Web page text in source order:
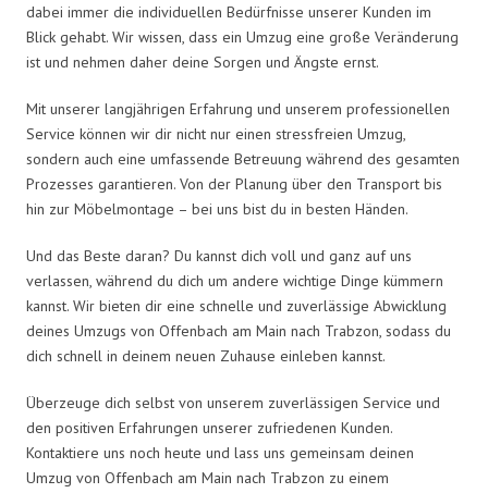
dabei immer die individuellen Bedürfnisse unserer Kunden im
Blick gehabt. Wir wissen, dass ein Umzug eine große Veränderung
ist und nehmen daher deine Sorgen und Ängste ernst.
Mit unserer langjährigen Erfahrung und unserem professionellen
Service können wir dir nicht nur einen stressfreien Umzug,
sondern auch eine umfassende Betreuung während des gesamten
Prozesses garantieren. Von der Planung über den Transport bis
hin zur Möbelmontage – bei uns bist du in besten Händen.
Und das Beste daran? Du kannst dich voll und ganz auf uns
verlassen, während du dich um andere wichtige Dinge kümmern
kannst. Wir bieten dir eine schnelle und zuverlässige Abwicklung
deines Umzugs von Offenbach am Main nach Trabzon, sodass du
dich schnell in deinem neuen Zuhause einleben kannst.
Überzeuge dich selbst von unserem zuverlässigen Service und
den positiven Erfahrungen unserer zufriedenen Kunden.
Kontaktiere uns noch heute und lass uns gemeinsam deinen
Umzug von Offenbach am Main nach Trabzon zu einem